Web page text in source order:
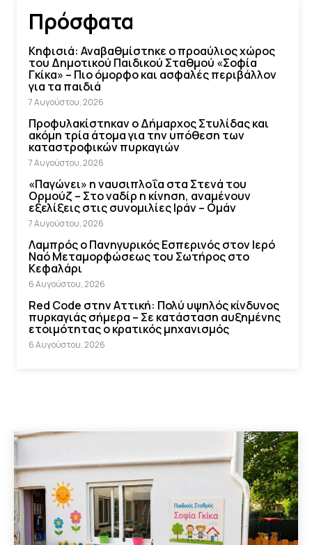
Πρόσφατα
Κηφισιά: Αναβαθμίστηκε ο προαύλιος χώρος
του Δημοτικού Παιδικού Σταθμού «Σοφία
Γκίκα» – Πιο όμορφο και ασφαλές περιβάλλον
για τα παιδιά
7 Αυγούστου, 2026
Προφυλακίστηκαν ο Δήμαρχος Στυλίδας και
ακόμη τρία άτομα για την υπόθεση των
καταστροφικών πυρκαγιών
7 Αυγούστου, 2026
«Παγώνει» η ναυσιπλοΐα στα Στενά του
Ορμούζ – Στο ναδίρ η κίνηση, αναμένουν
εξελίξεις στις συνομιλίες Ιράν – Ομάν
7 Αυγούστου, 2026
Λαμπρός ο Πανηγυρικός Εσπερινός στον Ιερό
Ναό Μεταμορφώσεως του Σωτήρος στο
Κεφαλάρι
6 Αυγούστου, 2026
Red Code στην Αττική: Πολύ υψηλός κίνδυνος
πυρκαγιάς σήμερα – Σε κατάσταση αυξημένης
ετοιμότητας ο κρατικός μηχανισμός
6 Αυγούστου, 2026